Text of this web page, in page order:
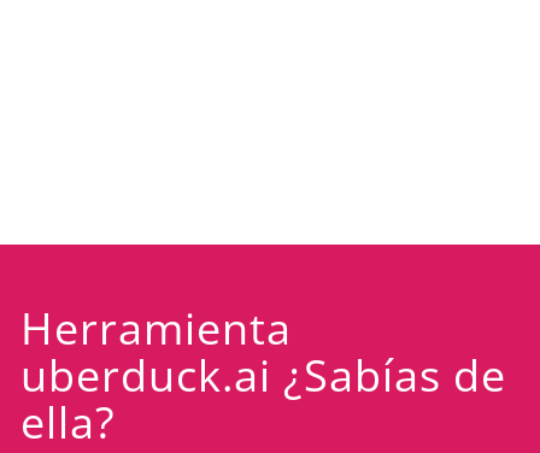
Herramienta
uberduck.ai ¿Sabías de
ella?